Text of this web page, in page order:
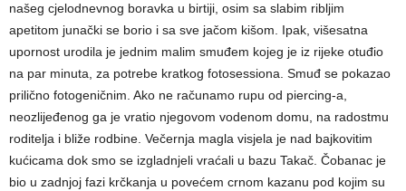
našeg cjelodnevnog boravka u birtiji, osim sa slabim ribljim
apetitom junački se borio i sa sve jačom kišom. Ipak, višesatna
upornost urodila je jednim malim smuđem kojeg je iz rijeke otuđio
na par minuta, za potrebe kratkog fotosessiona. Smuđ se pokazao
prilično fotogeničnim. Ako ne računamo rupu od piercing-a,
neozlijeđenog ga je vratio njegovom vodenom domu, na radostmu
roditelja i bliže rodbine. Večernja magla visjela je nad bajkovitim
kućicama dok smo se izgladnjeli vraćali u bazu Takač. Čobanac je
bio u zadnjoj fazi krčkanja u povećem crnom kazanu pod kojim su